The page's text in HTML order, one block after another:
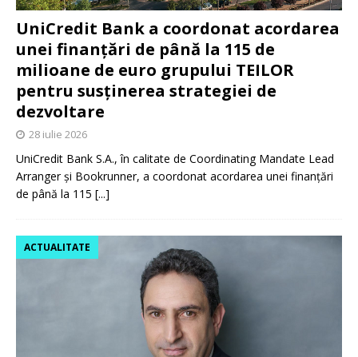
UniCredit Bank a coordonat acordarea
unei finanțări de până la 115 de
milioane de euro grupului TEILOR
pentru susținerea strategiei de
dezvoltare
28 iulie 2026
UniCredit Bank S.A., în calitate de Coordinating Mandate Lead
Arranger și Bookrunner, a coordonat acordarea unei finanțări
de până la 115 [...]
ACTUALITATE